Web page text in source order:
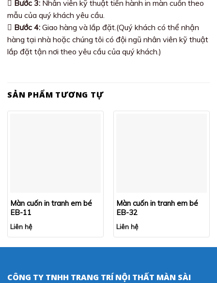
Bước 3: Nhân viên kỹ thuật tiến hành in màn cuốn theo
mẫu của quý khách yêu cầu.
Bước 4: Giao hàng và lắp đặt.(Quý khách có thể nhận
hàng tại nhà hoặc chúng tôi có đội ngũ nhân viên kỹ thuật
lắp đặt tận nơi theo yêu cầu của quý khách.)
SẢN PHẨM TƯƠNG TỰ
Màn cuốn in tranh em bé
EB-11
Liên hệ
Màn cuốn in tranh em bé
EB-32
Liên hệ
CÔNG TY TNHH TRANG TRÍ NỘI THẤT MÀN SÀI